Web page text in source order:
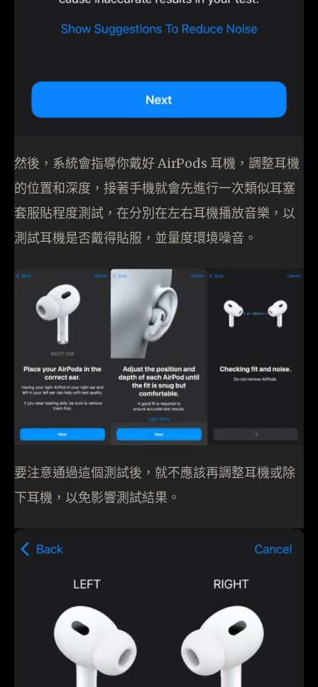
然後，系統會指導你戴好 AirPods 耳機，調整耳機
的位置和深度，接著手機就會先進行一次類似耳塞
套服貼程度測試，在分別在左右耳機播放音樂，以
測試耳機是否戴得貼服，並量度環境噪音。
要注意通過這個測試後，就不應該再調整耳機或除
下耳機，以免影響測試結果。